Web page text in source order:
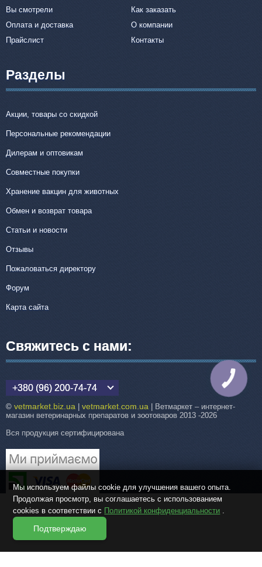
Вы смотрели
Как заказать
Оплата и доставка
О компании
Прайслист
Контакты
Разделы
Акции, товары со скидкой
Персональные рекомендации
Дилерам и оптовикам
Совместные покупки
Хранение вакцин для животных
Обмен и возврат товара
Статьи и новости
Отзывы
Пожаловаться директору
Форум
Карта сайта
Свяжитесь с нами:
+380 (96) 200-74-74
© vetmarket.biz.ua vetmarket.com.ua | Ветмаркет – интернет-
магазин ветеринарных препаратов и зоотоваров 2013 -2026
Вся продукция сертифицирована
Мы используем файлы cookie для улучшения вашего опыта.
Продолжая просмотр, вы соглашаетесь с использованием
cookies в соответствии с Политикой конфиденциальности .
Подтверждаю
КНОПКА
СВЯЗИ